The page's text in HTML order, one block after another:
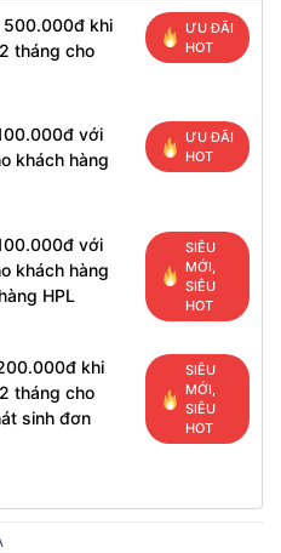
500.000đ khi
tháng cho
ƯU ĐÃI
HOT
với
khách hàng
ƯU ĐÃI
HOT
với
khách hàng
HPL
SIÊU
MỚI,
SIÊU
HOT
khi
tháng cho
sinh đơn
SIÊU
MỚI,
SIÊU
HOT